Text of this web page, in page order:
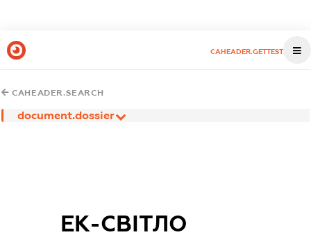
CAHEADER.GETTEST
CAHEADER.SEARCH
document.dossier
ЕК-СВІТЛО